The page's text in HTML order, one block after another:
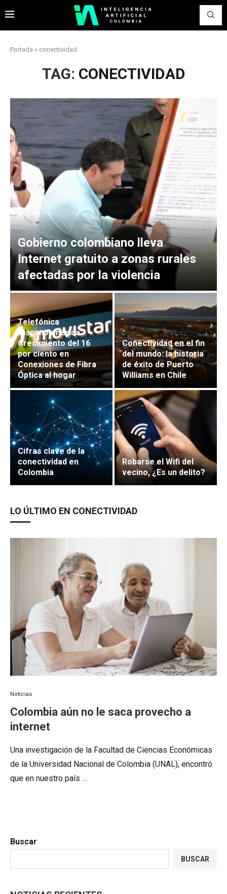
Portada » conectividad
TAG: CONECTIVIDAD
Gobierno colombiano lleva
Internet gratuito a zonas rurales
afectadas por la violencia
Telefónica
Hispanoamérica:
Crecimiento del 16
por ciento en
Conexiones de Fibra
Óptica al hogar
Conectividad en el fin
del mundo: la historia
de éxito de Puerto
Williams en Chile
Cifras clave de la
conectividad en
Colombia
Robarse el Wifi del
vecino, ¿Es un delito?
LO ÚLTIMO EN CONECTIVIDAD
Noticias
Colombia aún no le saca provecho a
internet
Una investigación de la Facultad de Ciencias Económicas
de la Universidad Nacional de Colombia (UNAL), encontró
que en nuestro país …
Buscar
BUSCAR